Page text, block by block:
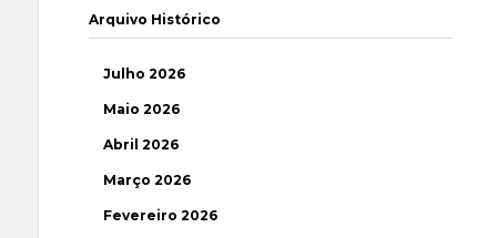
Arquivo Histórico
Julho 2026
Maio 2026
Abril 2026
Março 2026
Fevereiro 2026